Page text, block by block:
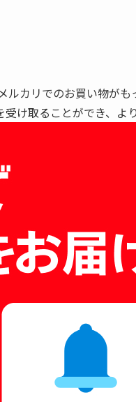
カリでのお買い物がも
け取ることができ、よ